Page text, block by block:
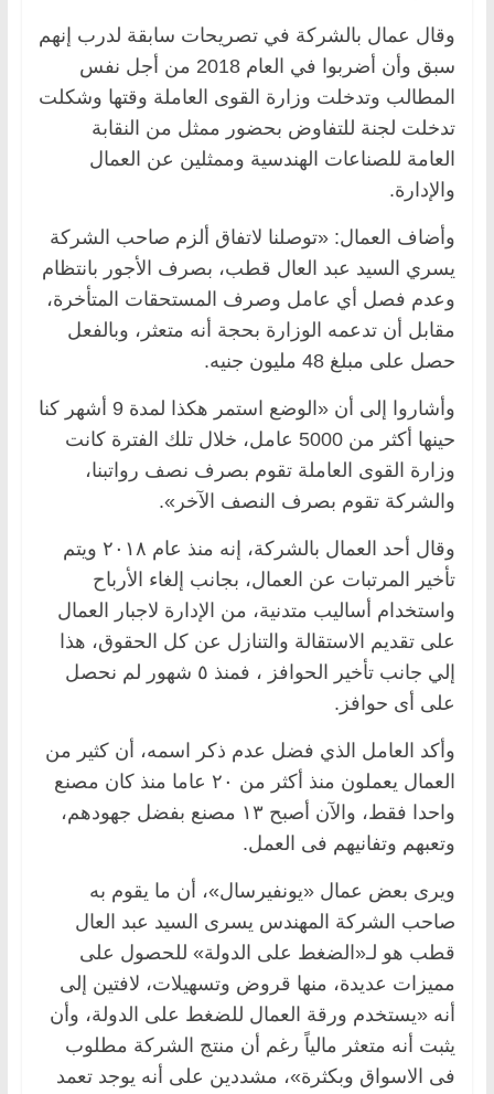
وقال عمال بالشركة في تصريحات سابقة لدرب إنهم
سبق وأن أضربوا في العام 2018 من أجل نفس
المطالب وتدخلت وزارة القوى العاملة وقتها وشكلت
تدخلت لجنة للتفاوض بحضور ممثل من النقابة
العامة للصناعات الهندسية وممثلين عن العمال
والإدارة.
وأضاف العمال: «توصلنا لاتفاق ألزم صاحب الشركة
يسري السيد عبد العال قطب، بصرف الأجور بانتظام
وعدم فصل أي عامل وصرف المستحقات المتأخرة،
مقابل أن تدعمه الوزارة بحجة أنه متعثر، وبالفعل
حصل على مبلغ 48 مليون جنيه.
وأشاروا إلى أن «الوضع استمر هكذا لمدة 9 أشهر كنا
حينها أكثر من 5000 عامل، خلال تلك الفترة كانت
وزارة القوى العاملة تقوم بصرف نصف رواتبنا،
والشركة تقوم بصرف النصف الآخر».
وقال أحد العمال بالشركة، إنه منذ عام ٢٠١٨ ويتم
تأخير المرتبات عن العمال، بجانب إلغاء الأرباح
واستخدام أساليب متدنية، من الإدارة لاجبار العمال
على تقديم الاستقالة والتنازل عن كل الحقوق، هذا
إلي جانب تأخير الحوافز ، فمنذ ٥ شهور لم نحصل
على أى حوافز.
وأكد العامل الذي فضل عدم ذكر اسمه، أن كثير من
العمال يعملون منذ أكثر من ٢٠ عاما منذ كان مصنع
واحدا فقط، والآن أصبح ١٣ مصنع بفضل جهودهم،
وتعبهم وتفانيهم فى العمل.
ويرى بعض عمال «يونفيرسال»، أن ما يقوم به
صاحب الشركة المهندس يسرى السيد عبد العال
قطب هو لـ«الضغط على الدولة» للحصول على
مميزات عديدة، منها قروض وتسهيلات، لافتين إلى
أنه «يستخدم ورقة العمال للضغط على الدولة، وأن
يثبت أنه متعثر مالياً رغم أن منتج الشركة مطلوب
فى الاسواق وبكثرة»، مشددين على أنه يوجد تعمد